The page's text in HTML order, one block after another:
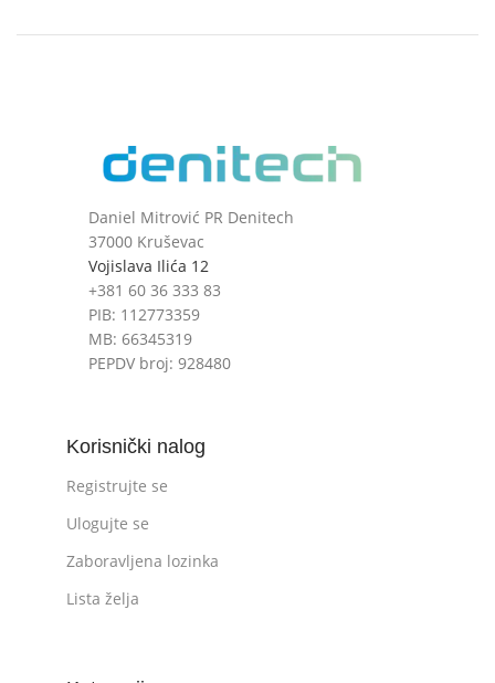
Daniel Mitrović PR Denitech
37000 Kruševac
Vojislava Ilića 12
+381 60 36 333 83
PIB: 112773359
MB: 66345319
PEPDV broj: 928480
Korisnički nalog
Registrujte se
Ulogujte se
Zaboravljena lozinka
Lista želja